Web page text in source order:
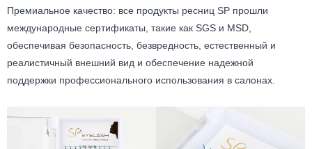
Премиальное качество: все продукты ресниц SP прошли
международные сертификаты, такие как SGS и MSD,
обеспечивая безопасность, безвредность, естественный и
реалистичный внешний вид и обеспечение надежной
поддержки профессионального использования в салонах.